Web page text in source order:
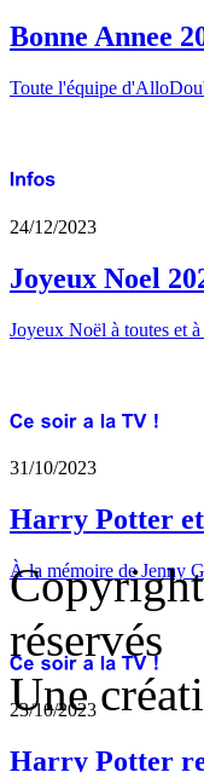
Bonne Annee
Toute l'équipe
24/12/2023
Joyeux Noel
Joyeux Noël à toutes et
31/10/2023
Harry Potter et
À la mémoire de Jenny
23/10/2023
Harry Potter
réservés
Une